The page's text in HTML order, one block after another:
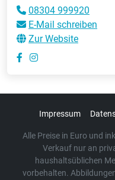
08304 999920
E-Mail schreiben
Zur Website
Impressum
Alle Preise in Euro und
Verkauf nur an
haushaltsüblichen
vorbehalten.